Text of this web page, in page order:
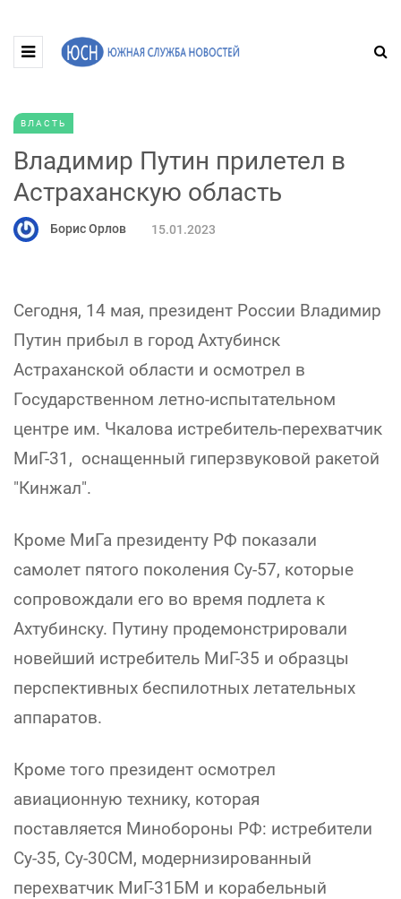
ВЛАСТЬ
Владимир Путин прилетел в
Астраханскую область
Борис Орлов 15.01.2023
Сегодня, 14 мая, президент России Владимир
Путин прибыл в город Ахтубинск
Астраханской области и осмотрел в
Государственном летно-испытательном
центре им. Чкалова истребитель-перехватчик
МиГ-31, оснащенный гиперзвуковой ракетой
"Кинжал".
Кроме МиГа президенту РФ показали
самолет пятого поколения Су-57, которые
сопровождали его во время подлета к
Ахтубинску. Путину продемонстрировали
новейший истребитель МиГ-35 и образцы
перспективных беспилотных летательных
аппаратов.
Кроме того президент осмотрел
авиационную технику, которая
поставляется Минобороны РФ: истребители
Су-35, Су-30СМ, модернизированный
перехватчик МиГ-31БМ и корабельный